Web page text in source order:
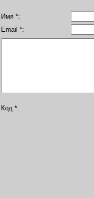
Имя *:
Email *:
Код *: